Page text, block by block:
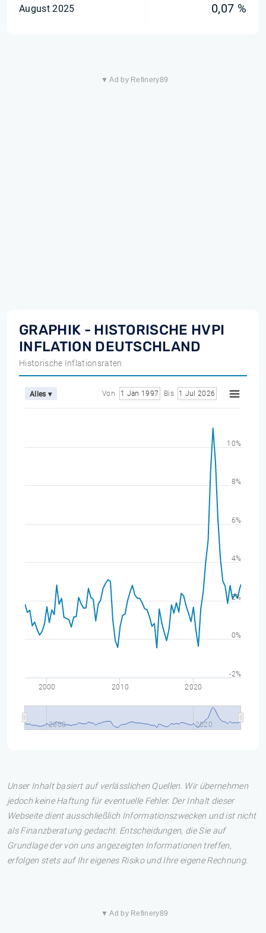
August 2025 0,07 %
▼ Ad by Refinery89
GRAPHIK - HISTORISCHE HVPI
INFLATION DEUTSCHLAND
Historische Inflationsraten
Alles ▾ Von 1 Jan 1997 Bis 1 Jul 2026
2000 2010 2020
2000 2020
-2%
0%
2%
4%
6%
8%
10%
Unser Inhalt basiert auf verlässlichen Quellen. Wir übernehmen
jedoch keine Haftung für eventuelle Fehler. Der Inhalt dieser
Webseite dient ausschließlich Informationszwecken und ist nicht
als Finanzberatung gedacht. Entscheidungen, die Sie auf
Grundlage der von uns angezeigten Informationen treffen,
erfolgen stets auf Ihr eigenes Risiko und Ihre eigene Rechnung.
▼ Ad by Refinery89